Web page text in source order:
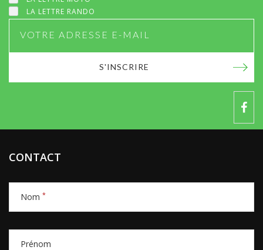
LA LETTRE RANDO
S'INSCRIRE
CONTACT
Nom *
Prénom